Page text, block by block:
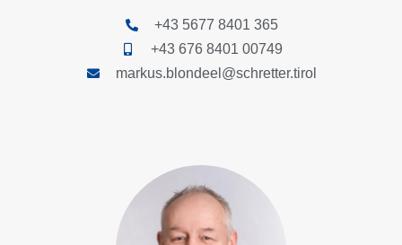
+43 5677 8401 365
+43 676 8401 00749
markus.blondeel@schretter.tirol